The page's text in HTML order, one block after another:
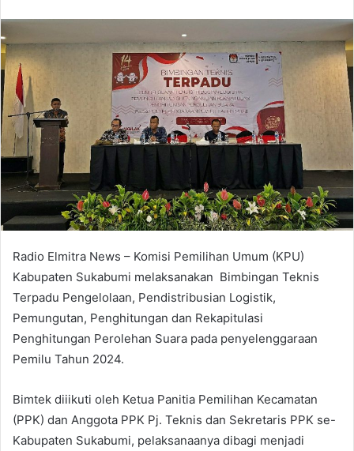
Radio Elmitra News – Komisi Pemilihan Umum (KPU)
Kabupaten Sukabumi melaksanakan Bimbingan Teknis
Terpadu Pengelolaan, Pendistribusian Logistik,
Pemungutan, Penghitungan dan Rekapitulasi
Penghitungan Perolehan Suara pada penyelenggaraan
Pemilu Tahun 2024.
Bimtek diiikuti oleh Ketua Panitia Pemilihan Kecamatan
(PPK) dan Anggota PPK Pj. Teknis dan Sekretaris PPK se-
Kabupaten Sukabumi, pelaksanaanya dibagi menjadi